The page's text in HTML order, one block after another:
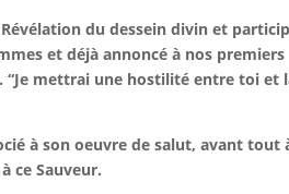
du dessein divin et
et déjà annoncé à nos premiers
“Je mettrai une hostilité entre toi et
à son oeuvre de salut, avant tout
ce Sauveur.